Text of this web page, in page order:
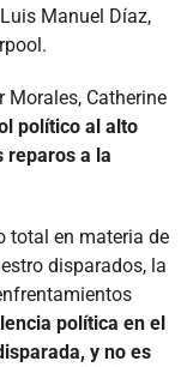
Manuel Díaz,
Morales, Catherine
político al alto
reparos a la
total en materia de
disparados, la
política en el
y no es